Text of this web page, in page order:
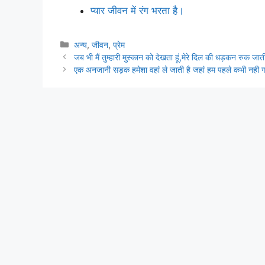
प्यार जीवन में रंग भरता है।
Categories
अन्य,जीवन,प्रेम
जब भी मैं तुम्हारी मुस्कान को देखता हूं,मेरे दिल की धड़कन रुक
एक अनजानी सड़क हमेशा वहां ले जाती है जहां हम पहले कभी नही